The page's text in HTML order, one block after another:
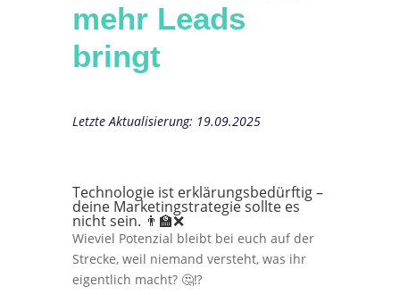
mehr Leads
bringt
Letzte Aktualisierung: 19.09.2025
Technologie ist erklärungsbedürftig –
deine Marketingstrategie sollte es
nicht sein. 👨‍🏫❌
Wieviel Potenzial bleibt bei euch auf der
Strecke, weil niemand versteht, was ihr
eigentlich macht? 🤔⁉️